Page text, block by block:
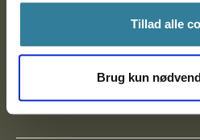
Tillad alle
Brug kun
Postadresse:
Nytorv 7, 2. sal
9000 Aalborg